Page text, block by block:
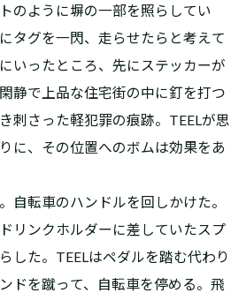
のように塀の一部を照らしてい
タグを一閃、走らせたらと考えて
いったところ、先にステッカーが
静で上品な住宅街の中に釘を打つ
刺さった軽犯罪の痕跡。TEELが思
に、その位置へのボムは効果をあ
自転車のハンドルを回しかけた。
リンクホルダーに差していたスプ
した。TEELはペダルを踏む代わり
ドを蹴って、自転車を停める。飛